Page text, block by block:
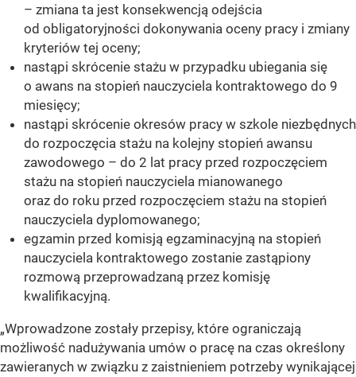
– zmiana ta jest konsekwencją odejścia
od obligatoryjności dokonywania oceny pracy i zmiany
kryteriów tej oceny;
nastąpi skrócenie stażu w przypadku ubiegania się
o awans na stopień nauczyciela kontraktowego do 9
miesięcy;
nastąpi skrócenie okresów pracy w szkole niezbędnych
do rozpoczęcia stażu na kolejny stopień awansu
zawodowego – do 2 lat pracy przed rozpoczęciem
stażu na stopień nauczyciela mianowanego
oraz do roku przed rozpoczęciem stażu na stopień
nauczyciela dyplomowanego;
egzamin przed komisją egzaminacyjną na stopień
nauczyciela kontraktowego zostanie zastąpiony
rozmową przeprowadzaną przez komisję
kwalifikacyjną.
„Wprowadzone zostały przepisy, które ograniczają
możliwość nadużywania umów o pracę na czas określony
zawieranych w związku z zaistnieniem potrzeby wynikającej